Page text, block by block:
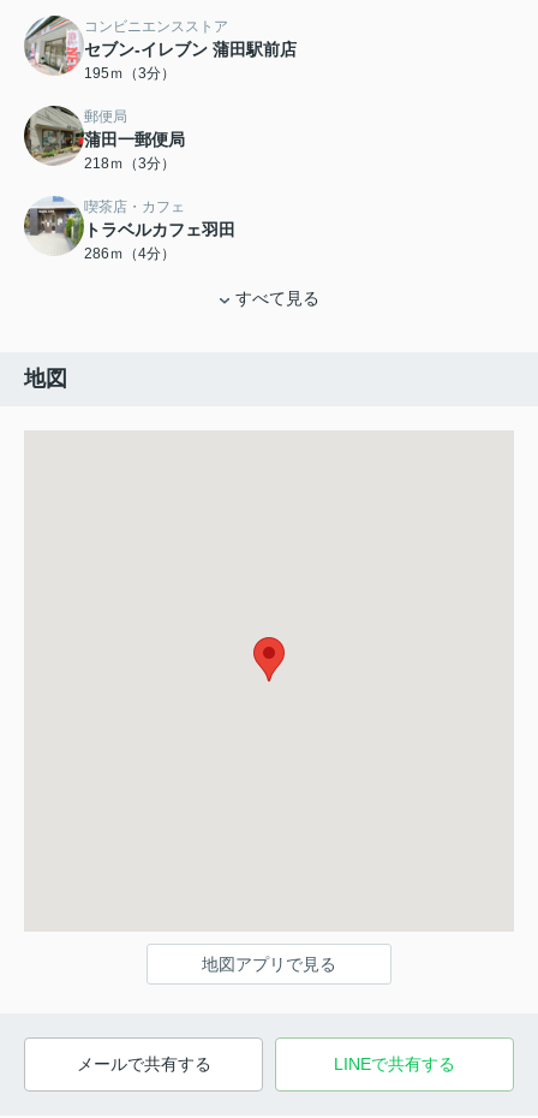
コンビニエンスストア
セブン-イレブン 蒲田駅前店
195ｍ（3分）
郵便局
蒲田一郵便局
218ｍ（3分）
喫茶店・カフェ
トラベルカフェ羽田
286ｍ（4分）
すべて見る
地図
地図アプリで見る
メールで共有する LINEで共有する